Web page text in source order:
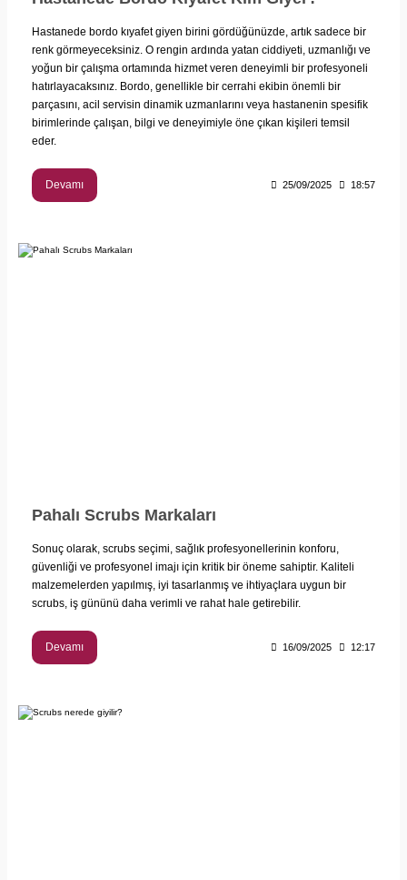
Hastanede bordo kıyafet giyen birini gördüğünüzde, artık sadece bir
renk görmeyeceksiniz. O rengin ardında yatan ciddiyeti, uzmanlığı ve
yoğun bir çalışma ortamında hizmet veren deneyimli bir profesyoneli
hatırlayacaksınız. Bordo, genellikle bir cerrahi ekibin önemli bir
parçasını, acil servisin dinamik uzmanlarını veya hastanenin spesifik
birimlerinde çalışan, bilgi ve deneyimiyle öne çıkan kişileri temsil
eder.
Devamı 25/09/2025 18:57
Pahalı Scrubs Markaları
Sonuç olarak, scrubs seçimi, sağlık profesyonellerinin konforu,
güvenliği ve profesyonel imajı için kritik bir öneme sahiptir. Kaliteli
malzemelerden yapılmış, iyi tasarlanmış ve ihtiyaçlara uygun bir
scrubs, iş gününü daha verimli ve rahat hale getirebilir.
Devamı 16/09/2025 12:17